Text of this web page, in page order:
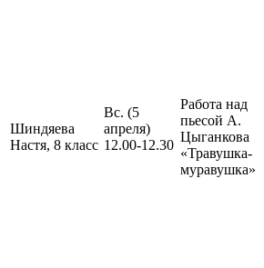
Шиндяева
Настя, 8 класс
Вс. (5
апреля)
12.00-12.30
Работа над
пьесой А.
Цыганкова
«Травушка-
муравушка»